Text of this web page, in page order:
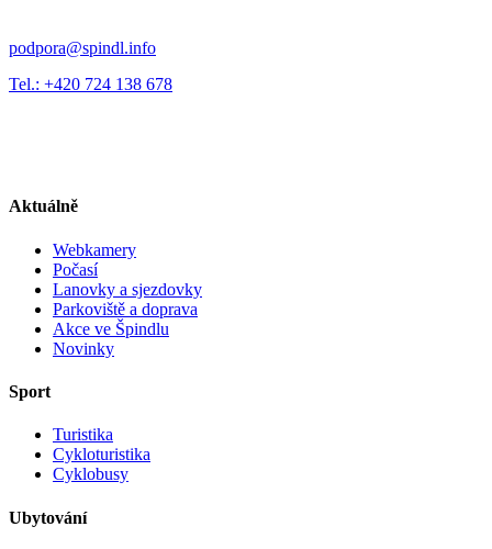
podpora@spindl.info
Tel.: +420 724 138 678
Aktuálně
Webkamery
Počasí
Lanovky a sjezdovky
Parkoviště a doprava
Akce ve Špindlu
Novinky
Sport
Turistika
Cykloturistika
Cyklobusy
Ubytování